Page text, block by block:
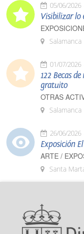
05/06/2026
Visibilizar lo
Salamanca
01/07/2026
122 Becas
gratuito
OTRAS
Salamanca
26/06/2026
Exposición
ARTE /
Santa